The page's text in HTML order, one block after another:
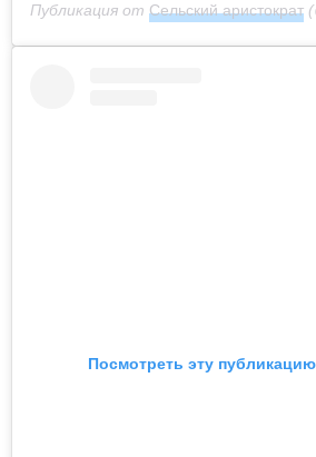
Публикация от Сельский аристократ
Посмотреть эту